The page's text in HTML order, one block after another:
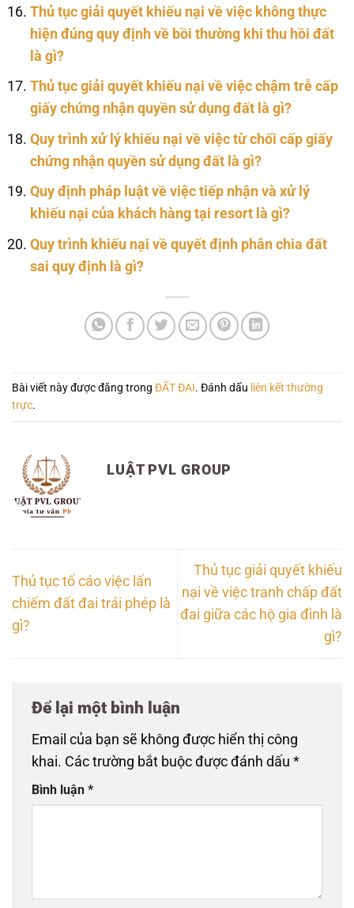
Thủ tục giải quyết khiếu nại về việc không thực
hiện đúng quy định về bồi thường khi thu hồi đất
là gì?
Thủ tục giải quyết khiếu nại về việc chậm trễ cấp
giấy chứng nhận quyền sử dụng đất là gì?
Quy trình xử lý khiếu nại về việc từ chối cấp giấy
chứng nhận quyền sử dụng đất là gì?
Quy định pháp luật về việc tiếp nhận và xử lý
khiếu nại của khách hàng tại resort là gì?
Quy trình khiếu nại về quyết định phân chia đất
sai quy định là gì?
Bài viết này được đăng trong ĐẤT ĐAI. Đánh dấu liên kết thường
trực.
LUẬT PVL GROUP
Thủ tục tố cáo việc lấn
chiếm đất đai trái phép là
gì?
Thủ tục giải quyết khiếu
nại về việc tranh chấp đất
đai giữa các hộ gia đình là
gì?
Để lại một bình luận
Email của bạn sẽ không được hiển thị công
khai. Các trường bắt buộc được đánh dấu *
Bình luận *